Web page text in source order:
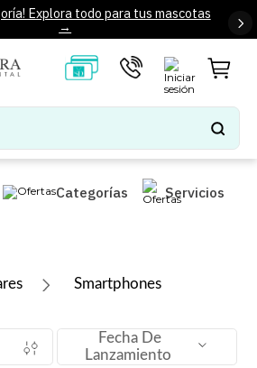
Explora todo para tus mascotas
→
Categorías Servicios
Smartphones
Fecha De
Lanzamiento